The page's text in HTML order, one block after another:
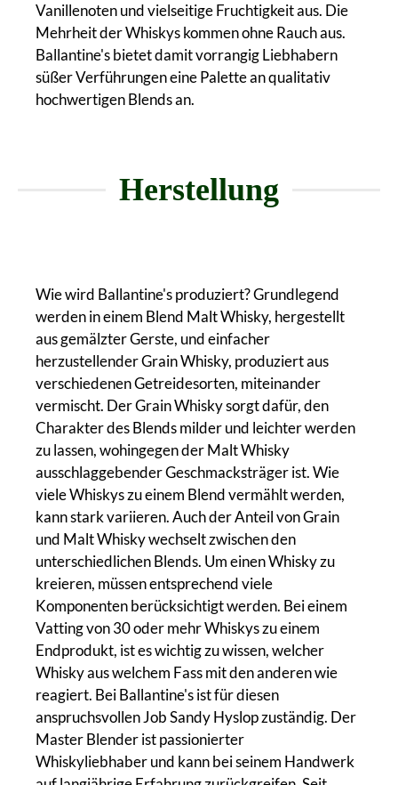
Vanillenoten und vielseitige Fruchtigkeit aus. Die
Mehrheit der Whiskys kommen ohne Rauch aus.
Ballantine's bietet damit vorrangig Liebhabern
süßer Verführungen eine Palette an qualitativ
hochwertigen Blends an.
Herstellung
Wie wird Ballantine's produziert? Grundlegend
werden in einem Blend Malt Whisky, hergestellt
aus gemälzter Gerste, und einfacher
herzustellender Grain Whisky, produziert aus
verschiedenen Getreidesorten, miteinander
vermischt. Der Grain Whisky sorgt dafür, den
Charakter des Blends milder und leichter werden
zu lassen, wohingegen der Malt Whisky
ausschlaggebender Geschmacksträger ist. Wie
viele Whiskys zu einem Blend vermählt werden,
kann stark variieren. Auch der Anteil von Grain
und Malt Whisky wechselt zwischen den
unterschiedlichen Blends. Um einen Whisky zu
kreieren, müssen entsprechend viele
Komponenten berücksichtigt werden. Bei einem
Vatting von 30 oder mehr Whiskys zu einem
Endprodukt, ist es wichtig zu wissen, welcher
Whisky aus welchem Fass mit den anderen wie
reagiert. Bei Ballantine's ist für diesen
anspruchsvollen Job Sandy Hyslop zuständig. Der
Master Blender ist passionierter
Whiskyliebhaber und kann bei seinem Handwerk